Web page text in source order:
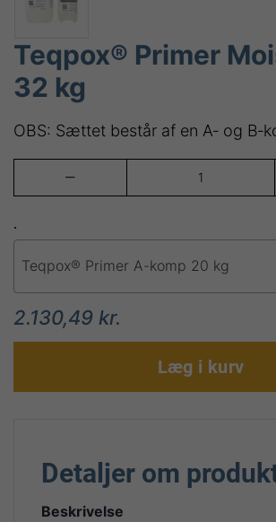
Teqpox® Primer
32 kg
OBS: Sættet består af en A‑ og

.
Teqpox® Primer A-komp 20 kg
2.130,49 kr.
Læg i kurv
Detaljer om
Beskrivelse